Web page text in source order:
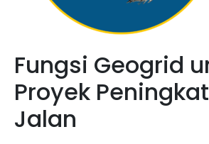
Fungsi Geogrid
Proyek
Jalan